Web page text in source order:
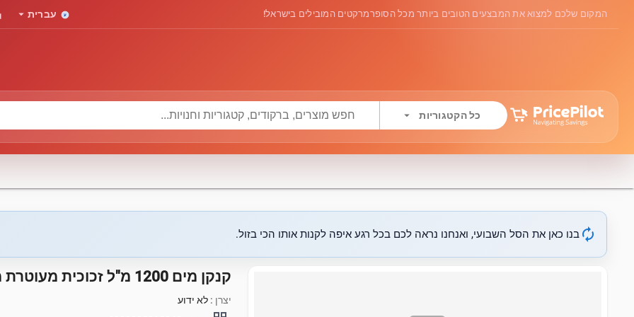
המקום שלכם למצוא את המבצעים הטובים ביותר מכל הסופרמרקטים המובילים בישראל! עברית arrow_drop_down
כל הקטגוריות arrow_drop_down
autorenew בנו כאן את הסל השבועי, ואנחנו נראה לכם בכל רגע איפה לקנות אותו הכי בזול.
קנקן מים 1200 מ"ל זכוכית מעוטרת מכסה נירוסטה
יצרן :לא ידוע